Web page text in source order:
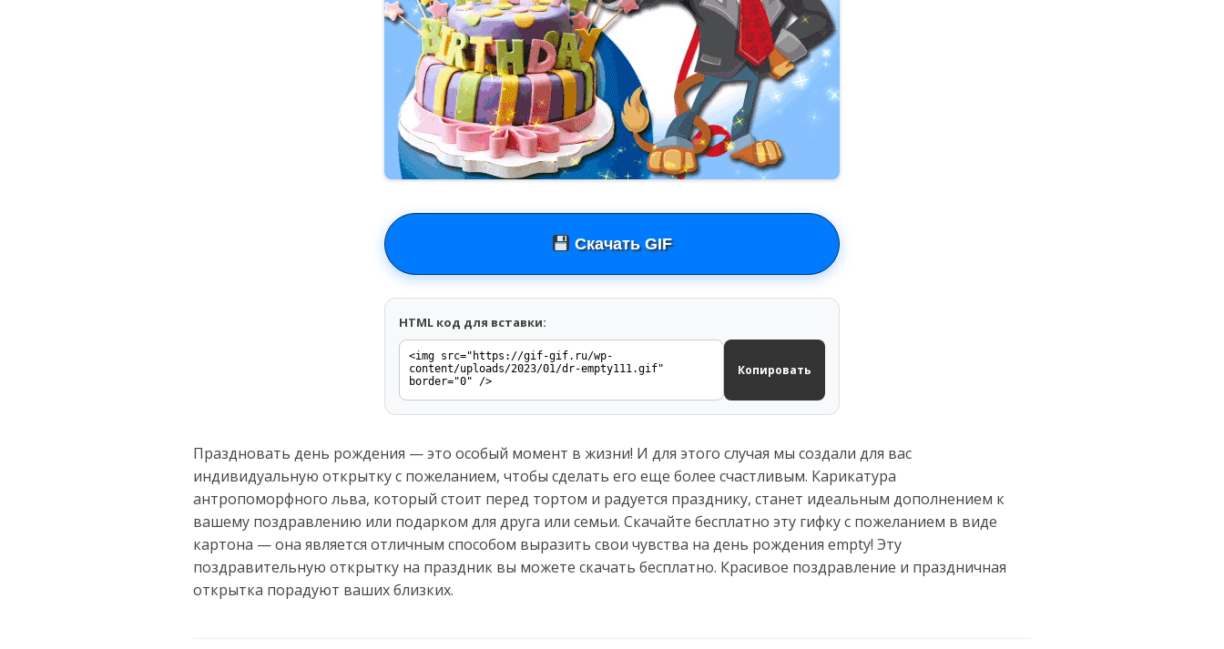
Скачать GIF
HTML код для вставки:
Копировать
Праздновать день рождения — это особый момент в жизни! И для этого случая мы создали для вас
индивидуальную открытку с пожеланием, чтобы сделать его еще более счастливым. Карикатура
антропоморфного льва, который стоит перед тортом и радуется празднику, станет идеальным дополнением к
вашему поздравлению или подарком для друга или семьи. Скачайте бесплатно эту гифку с пожеланием в виде
картона — она является отличным способом выразить свои чувства на день рождения empty! Эту
поздравительную открытку на праздник вы можете скачать бесплатно. Красивое поздравление и праздничная
открытка порадуют ваших близких.